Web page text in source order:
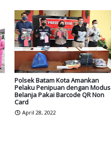
Polsek Batam Kota Amankan
Pelaku Penipuan dengan Modus
Belanja Pakai Barcode QR Non
Card
April 28, 2022